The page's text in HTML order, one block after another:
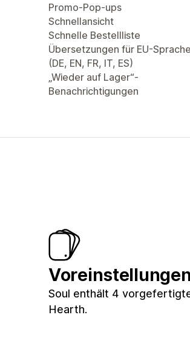
Promo-Pop-ups
Schnellansicht
Schnelle Bestellliste
Übersetzungen für EU-
(DE, EN, FR, IT, ES)
„Wieder auf Lager“-
Benachrichtigungen
Soul enthält 4
Hearth.